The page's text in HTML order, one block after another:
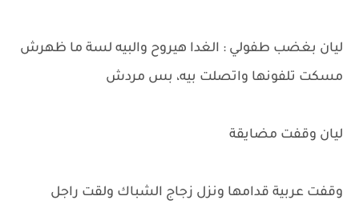
ليان بغضب طفولي : الغدا هيروح والبيه لسة ما ظهرش
مسكت تلفونها واتصلت بيه، بس مردش
ليان وقفت مضايقة
وقفت عربية قدامها ونزل زجاج الشباك ولقت راجل